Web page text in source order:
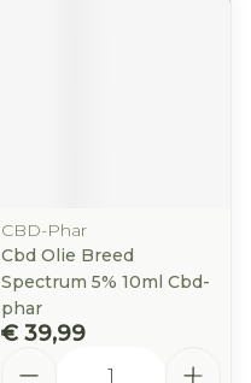
CBD-Phar
Cbd Olie Breed
Spectrum 5% 10ml Cbd-
phar
€ 39,99